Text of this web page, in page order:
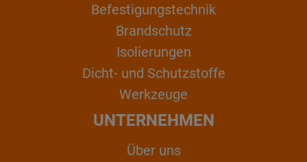
Befestigungstechnik
Brandschutz
Isolierungen
Dicht- und Schutzstoffe
Werkzeuge
UNTERNEHMEN
Über uns